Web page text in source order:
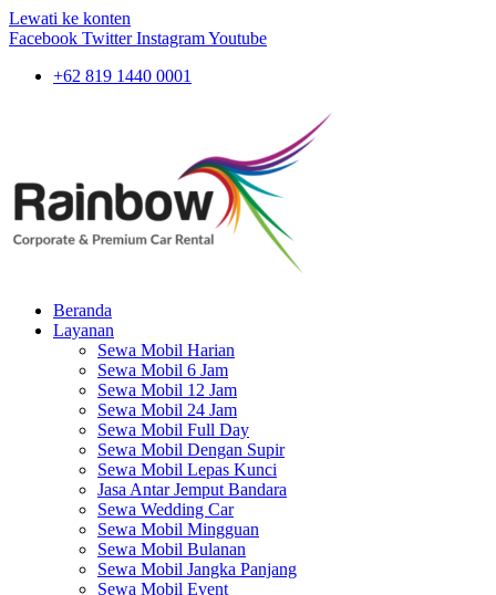
Lewati ke konten
Facebook Twitter InstagramYoutube
+62 819 1440 0001
Beranda
Layanan
Sewa Mobil Harian
Sewa Mobil 6 Jam
Sewa Mobil 12 Jam
Sewa Mobil 24 Jam
Sewa Mobil Full Day
Sewa Mobil Dengan Supir
Sewa Mobil Lepas Kunci
Jasa Antar Jemput Bandara
Sewa Wedding Car
Sewa Mobil Mingguan
Sewa Mobil Bulanan
Sewa Mobil Jangka Panjang
Sewa Mobil Event